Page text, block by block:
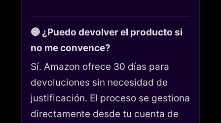
🔵 ¿Puedo devolver el producto si
no me convence?
Sí. Amazon ofrece 30 días para
devoluciones sin necesidad de
justificación. El proceso se gestiona
directamente desde tu cuenta de